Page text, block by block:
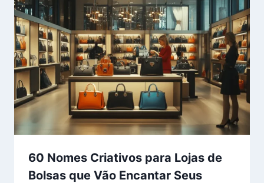
60 Nomes Criativos para Lojas de
Bolsas que Vão Encantar Seus